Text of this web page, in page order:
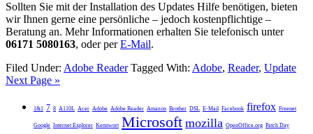
Sollten Sie mit der Installation des Updates Hilfe benötigen, bieten
wir Ihnen gerne eine persönliche – jedoch kostenpflichtige –
Beratung an. Mehr Informationen erhalten Sie telefonisch unter
06171 5080163, oder perE-Mail.
Filed Under: Adobe Reader Tagged With: Adobe, Reader, Update
Next Page »
1&1 7 8 A110L Acer Adobe Adobe Reader Amazon Brother DSL E-Mail Facebook firefox Freenet
Google Internet Explorer Kennwort Microsoft mozilla OpenOffice.org Patch Day